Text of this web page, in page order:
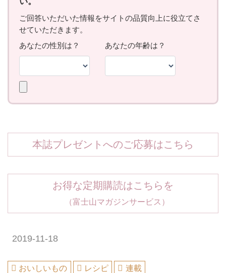
本誌プレゼントへのご応募はこちら
お得な定期購読はこちらを
（富士山マガジンサービス）
2019-11-18
おいしいもの レシピ
連載